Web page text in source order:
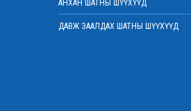
АНХАН ШАТНЫ ШҮҮХҮҮД
ДАВЖ ЗААЛДАХ ШАТНЫ ШҮҮХҮҮД